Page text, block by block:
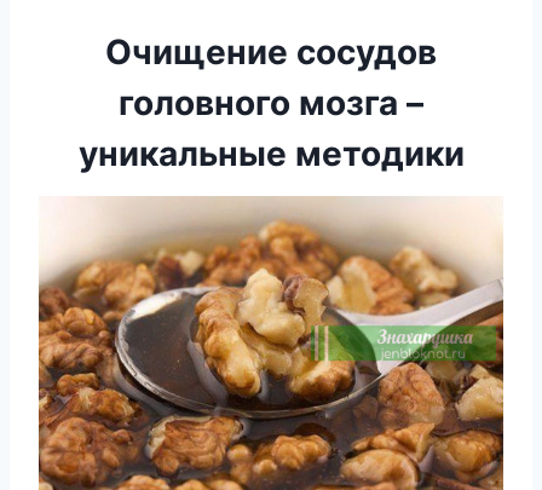
Очищение сосудов
головного мозга –
уникальные методики